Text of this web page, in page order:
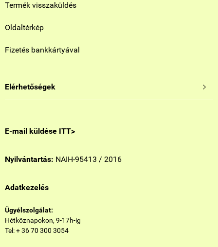
Termék visszaküldés
Oldaltérkép
Fizetés bankkártyával
Elérhetőségek 
E-mail küldése ITT>
Nyilvántartás: NAIH-95413 / 2016
Adatkezelés
Ügyélszolgálat:
Hétköznapokon, 9-17h-ig
Tel: + 36 70 300 3054